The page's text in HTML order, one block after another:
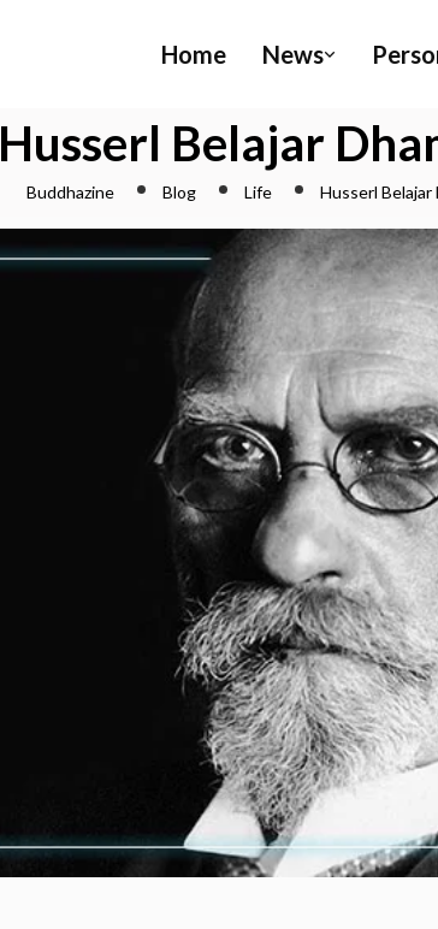
Home News
Husserl Belajar
Buddhazine Blog Life Husserl Belajar